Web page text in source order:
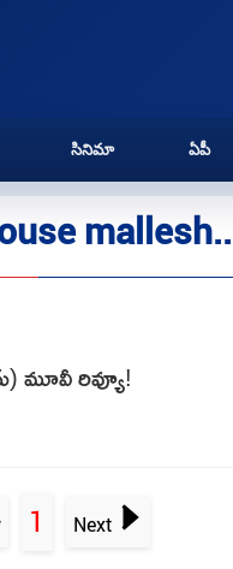
సినిమా ఏపీ
mallesh..
మూవీ రివ్యూ!
1 Next